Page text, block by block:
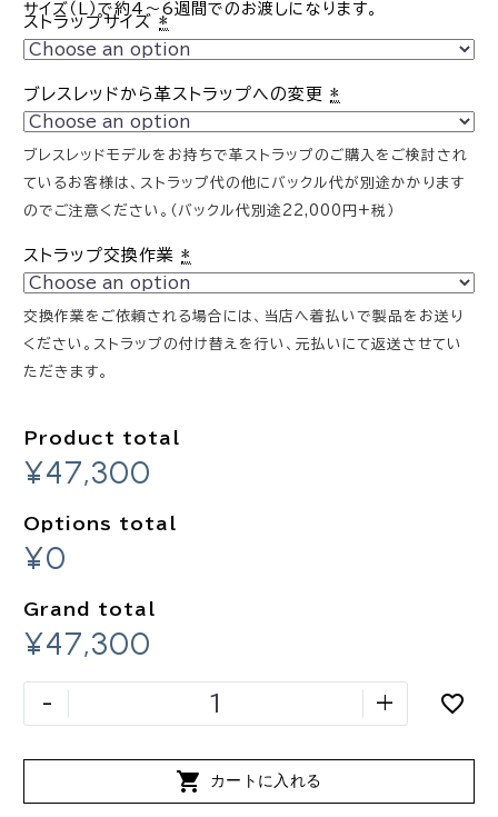
サイズ（L）で約4～6週間でのお渡しになります。
ストラップサイズ *
ブレスレッドから革ストラップへの変更 *
ブレスレッドモデルをお持ちで革ストラップのご購入をご検討され
ているお客様は、ストラップ代の他にバックル代が別途かかります
のでご注意ください。（バックル代別途22,000円+税）
ストラップ交換作業 *
交換作業をご依頼される場合には、当店へ着払いで製品をお送り
ください。ストラップの付け替えを行い、元払いにて返送させてい
ただきます。
Product total
¥47,300
Options total
¥0
Grand total
¥47,300
- +
 カートに入れる